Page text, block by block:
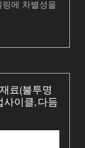
에 차별성을
료(불투명
사이클, 다듬